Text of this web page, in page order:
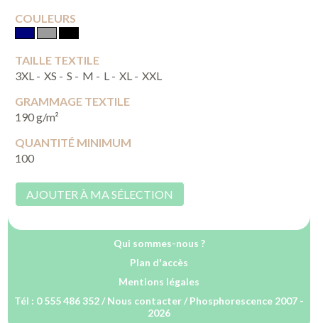
COULEURS
TAILLE TEXTILE
3XL - XS - S - M - L - XL - XXL
GRAMMAGE TEXTILE
190 g/m²
QUANTITÉ MINIMUM
100
AJOUTER À MA SÉLECTION
Qui sommes-nous ?
Plan d'accès
Mentions légales
Tél : 0 555 486 352 /Nous contacter/ Phosphorescence 2007 -
2026